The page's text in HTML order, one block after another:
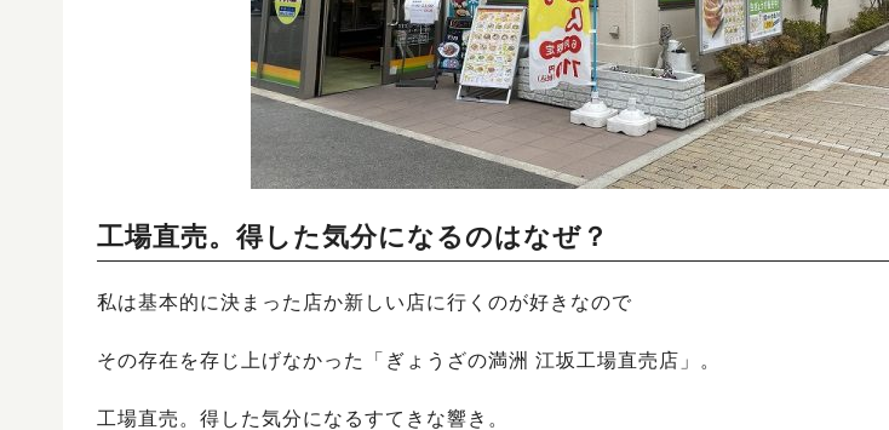
工場直売。得した気分になるのはなぜ？
私は基本的に決まった店か新しい店に行くのが好きなので
その存在を存じ上げなかった「ぎょうざの満洲 江坂工場直売店」。
工場直売。得した気分になるすてきな響き。